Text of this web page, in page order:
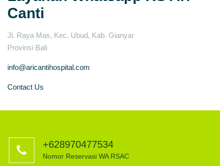
Canti
Jl. Raya Mas, Kec. Ubud, Kab. Gianyar
Provinsi Bali
info@aricantihospital.com
Contact Us
+628970477534
Nomor Reservasi WA RSAC